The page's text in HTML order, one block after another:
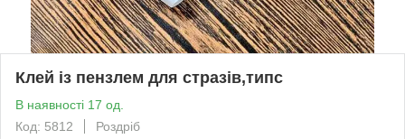
Клей із пензлем для стразів,типс
В наявності 17 од.
Код: 5812
Роздріб